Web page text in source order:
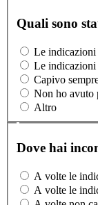
Quali sono
Le indicazioni
Le indicazioni
Capivo
Non ho avuto
Altro
Dove hai
A volte le
A volte le